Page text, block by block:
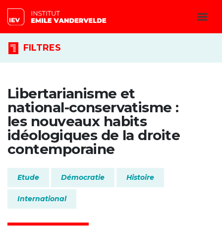
FILTRES
Libertarianisme et
national-conservatisme :
les nouveaux habits
idéologiques de la droite
contemporaine
Etude Démocratie Histoire
International